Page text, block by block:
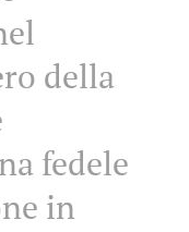
della
fedele
in